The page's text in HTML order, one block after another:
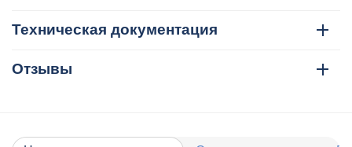
Техническая документация
Отзывы